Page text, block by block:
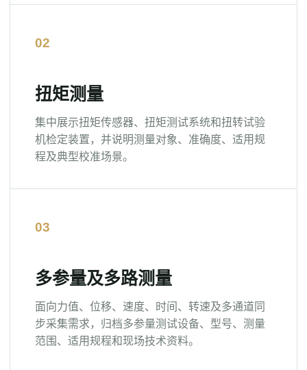
扭矩测量
集中展示扭矩传感器、扭矩测试系统和扭转试验
机检定装置，并说明测量对象、准确度、适用规
程及典型校准场景。
多参量及多路测量
面向力值、位移、速度、时间、转速及多通道同
步采集需求，归档多参量测试设备、型号、测量
范围、适用规程和现场技术资料。